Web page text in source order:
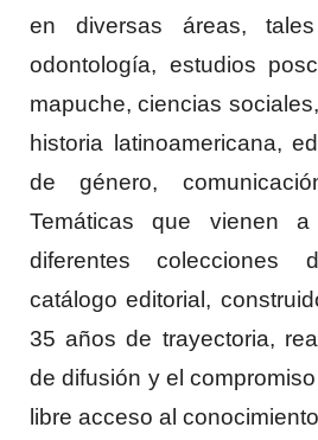
en diversas áreas,
odontología, estudios
mapuche, ciencias
historia latinoamericana,
de género,
Temáticas que vienen
diferentes colecciones
catálogo editorial,
35 años de trayectoria,
de difusión y el
libre acceso al